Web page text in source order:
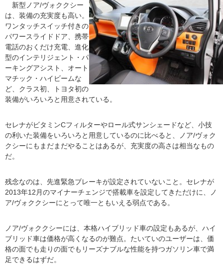
新型ノア/ヴォククシー
は、装備の充実度も高い。
ワンタッチスイッチ付きの
パワースライドドア、携帯
電話のおくだけ充電、進化
型のインテリジェント・パ
ーキングアシスト、オート
マチック・ハイビームな
ど、クラス初、トヨタ初の
装備がいろいろと用意されている。
セレナがビタミンCフィルターやロール式サンシェードなど、小技
の利いた装備をいろいろと用意しているのに比べると、ノア/ヴォク
クシーにもまだまだやることはあるが、充実度の高さは相当なもの
だ。
残念なのは、先進緊急ブレーキが設定されていないこと。セレナが
2013年12月のマイナーチェンジで搭載車を設定してきただけに、ノ
ア/ヴォククシーにとって唯一ともいえる弱点である。
ノア/ヴォククシーには、本格ハイブリッド車の設定もあるが、ハイ
ブリッド車は価格が高くなるのが難点。たいていのユーザーは、価
格の面でも走りの面でもリーズナブルな性能を持つガソリン車で満
足できるはずだ。